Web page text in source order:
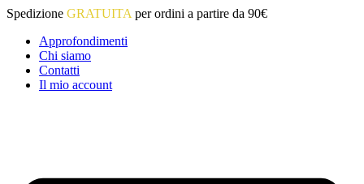
Vai
contenuto
Spedizione GRATUITA per ordini a partire da 90€
Approfondimenti
Chi siamo
Contatti
Il mio account